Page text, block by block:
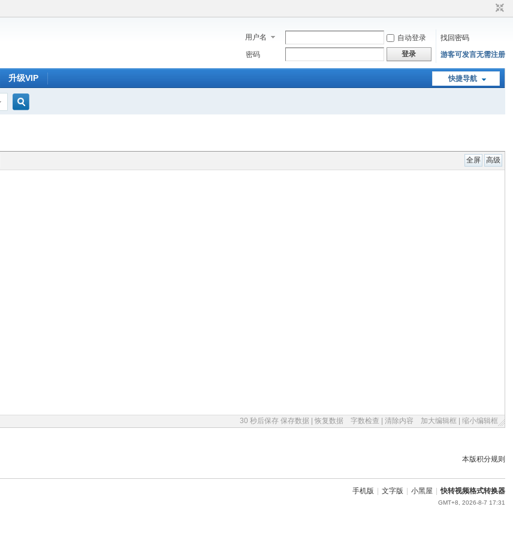
用户名 自动登录
找回密码
密码
登录 游客可发言无需注册
快捷导航
升级VIP
索
全屏 高级
30 秒后保存 保存数据| 恢复数据 字数检查 清除内容 加大编辑框| 缩小编辑框
本版积分规则
手机版 文字版 小黑屋 快转视频格式转换器
GMT+8, 2026-8-7 17:31